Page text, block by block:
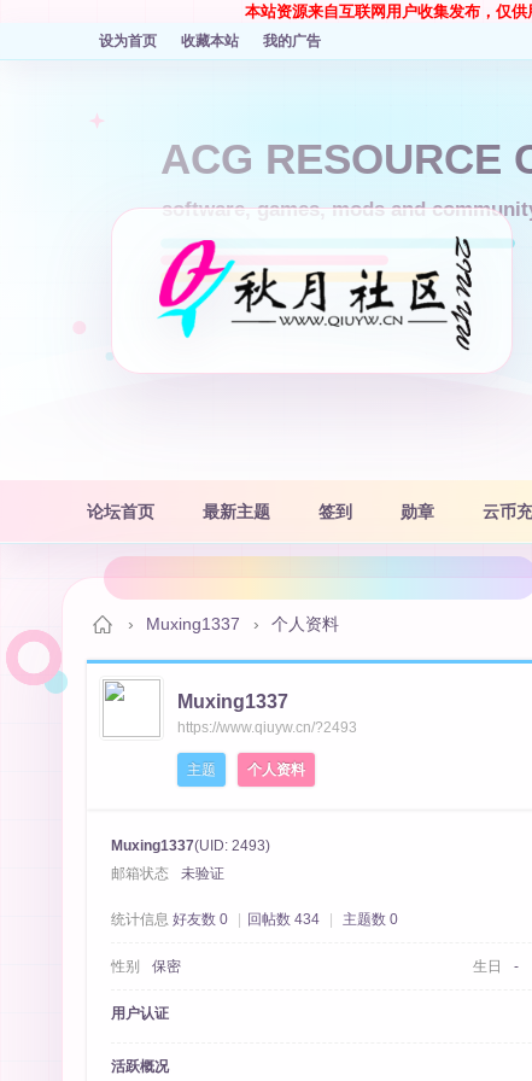
本站资源来自互联网用户收集发布，仅
设为首页 收藏本站 我的广告
论坛首页 最新主题 签到 勋章 云币
› Muxing1337 › 个人资料
Muxing1337
https://www.qiuyw.cn/?2493
主题 个人资料
Muxing1337(UID: 2493)
邮箱状态
未验证
统计信息 好友数 0 回帖数 434 主题数 0
性别 保密 生日 -
用户认证
活跃概况